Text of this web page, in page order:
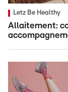
Letz Be Healthy
Allaitement: